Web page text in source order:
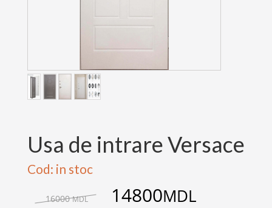
Usa de intrare Versace
Cod: in stoc
16000MDL 14800MDL